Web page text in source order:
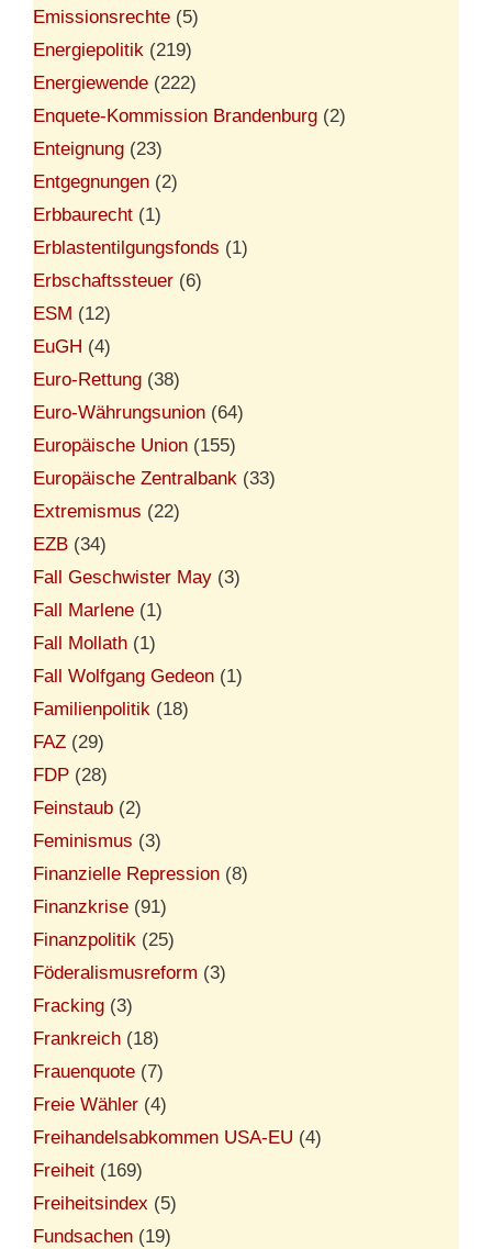
Emissionsrechte (5)
Energiepolitik (219)
Energiewende (222)
Enquete-Kommission Brandenburg (2)
Enteignung (23)
Entgegnungen (2)
Erbbaurecht (1)
Erblastentilgungsfonds (1)
Erbschaftssteuer (6)
ESM (12)
EuGH (4)
Euro-Rettung (38)
Euro-Währungsunion (64)
Europäische Union (155)
Europäische Zentralbank (33)
Extremismus (22)
EZB (34)
Fall Geschwister May (3)
Fall Marlene (1)
Fall Mollath (1)
Fall Wolfgang Gedeon (1)
Familienpolitik (18)
FAZ (29)
FDP (28)
Feinstaub (2)
Feminismus (3)
Finanzielle Repression (8)
Finanzkrise (91)
Finanzpolitik (25)
Föderalismusreform (3)
Fracking (3)
Frankreich (18)
Frauenquote (7)
Freie Wähler (4)
Freihandelsabkommen USA-EU (4)
Freiheit (169)
Freiheitsindex (5)
Fundsachen (19)